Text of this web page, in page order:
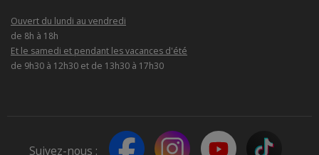
Ouvert du lundi au vendredi
de 8h à 18h
Et le samedi et pendant les vacances d'été
de 9h30 à 12h30 et de 13h30 à 17h30
Suivez-nous :